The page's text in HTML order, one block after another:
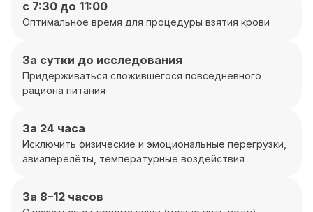
с 7:30 до 11:00
Оптимальное время для процедуры взятия крови
За сутки до исследования
Придерживаться сложившегося повседневного
рациона питания
За 24 часа
Исключить физические и эмоциональные перегрузки,
авиаперелёты, температурные воздействия
За 8–12 часов